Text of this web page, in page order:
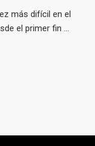
más difícil en el
el primer fin ...